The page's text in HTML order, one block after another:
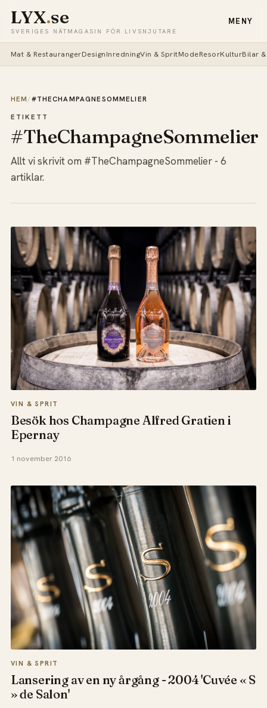
LYX.se
SVERIGES NÄTMAGASIN FÖR LIVSNJUTARE
MENY
Mat & RestaurangerDesignInredningVin & SpritModeResorKulturBilar
HEM / #THECHAMPAGNESOMMELIER
ETIKETT
#TheChampagneSommelier
Allt vi skrivit om #TheChampagneSommelier - 6
artiklar.
VIN & SPRIT
Besök hos Champagne Alfred Gratien i
Epernay
1 november 2016
VIN & SPRIT
Lansering av en ny årgång - 2004 'Cuvée « S
» de Salon'